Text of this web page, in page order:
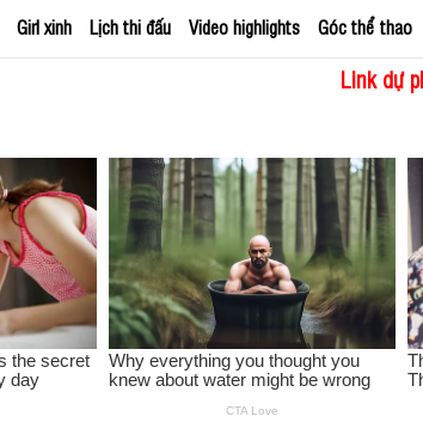
Girl xinh Lịch thi đấu Video highlights Góc thể thao
Link dự